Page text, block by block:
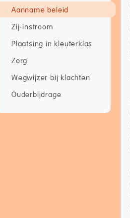
Aanname beleid
Zij-instroom
Plaatsing in kleuterklas
Zorg
Wegwijzer bij klachten
Ouderbijdrage